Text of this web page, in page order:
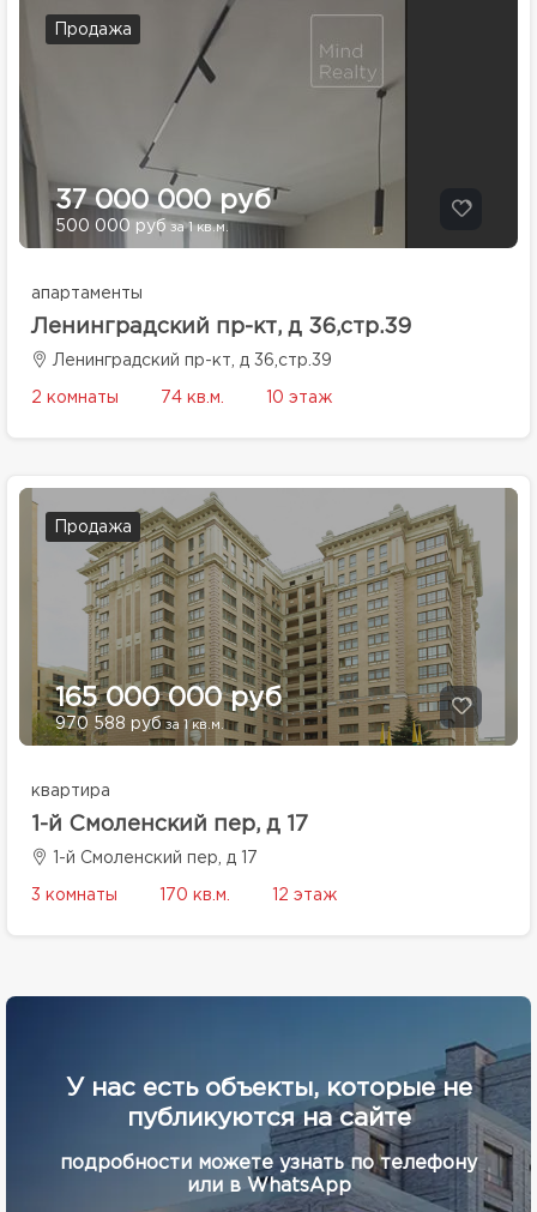
Продажа
37 000 000 руб
500 000 руб за 1 кв.м.
апартаменты
Ленинградский пр-кт, д 36,стр.39
Ленинградский пр-кт, д 36,стр.39
2 комнаты 74 кв.м. 10 этаж
Продажа
165 000 000 руб
970 588 руб за 1 кв.м.
квартира
1-й Смоленский пер, д 17
1-й Смоленский пер, д 17
3 комнаты 170 кв.м. 12 этаж
У нас есть объекты, которые не
публикуются на сайте
подробности можете узнать по телефону
или в WhatsApp